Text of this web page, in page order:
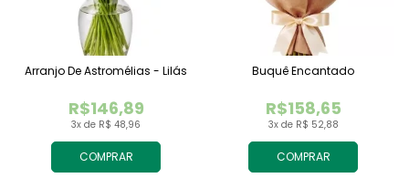
COMPRAR
3x de R$ 48,96
R$146,89
Arranjo De Astromélias - Lilás
COMPRAR
3x de R$ 52,88
R$158,65
Buquê Encantado